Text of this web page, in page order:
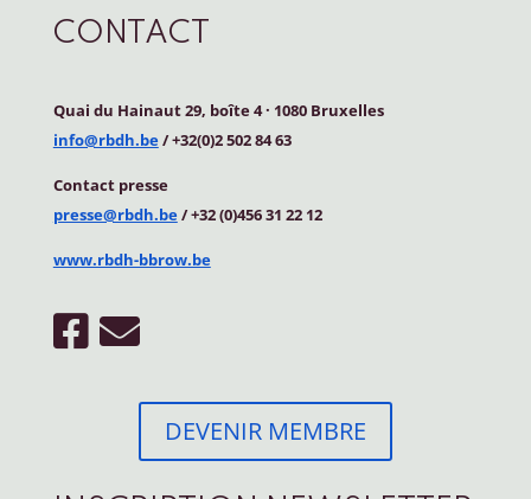
CONTACT
Quai du Hainaut 29, boîte 4· 1080 Bruxelles
info@rbdh.be/ +32(0)2 502 84 63
Contact presse
presse@rbdh.be/ +32 (0)456 31 22 12
www.rbdh-bbrow.be
DEVENIR MEMBRE